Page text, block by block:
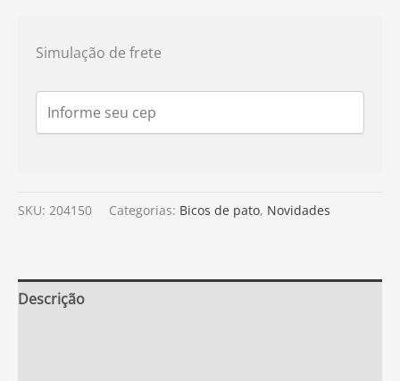
Simulação de frete
SKU: 204150 Categorias: Bicos de pato, Novidades
Descrição